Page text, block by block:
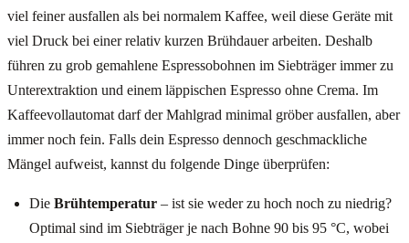
viel feiner ausfallen als bei normalem Kaffee, weil diese Geräte mit
viel Druck bei einer relativ kurzen Brühdauer arbeiten. Deshalb
führen zu grob gemahlene Espressobohnen im Siebträger immer zu
Unterextraktion und einem läppischen Espresso ohne Crema. Im
Kaffeevollautomat darf der Mahlgrad minimal gröber ausfallen, aber
immer noch fein. Falls dein Espresso dennoch geschmackliche
Mängel aufweist, kannst du folgende Dinge überprüfen:
Die Brühtemperatur – ist sie weder zu hoch noch zu niedrig?
Optimal sind im Siebträger je nach Bohne 90 bis 95 °C, wobei